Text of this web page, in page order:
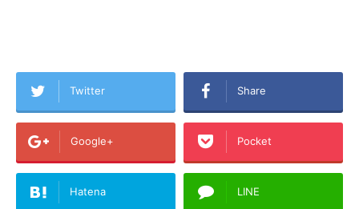
Twitter Share
Google+ Pocket
Hatena LINE